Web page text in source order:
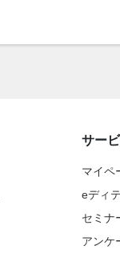
サー
マイペ
eディ
セミナ
アンケ